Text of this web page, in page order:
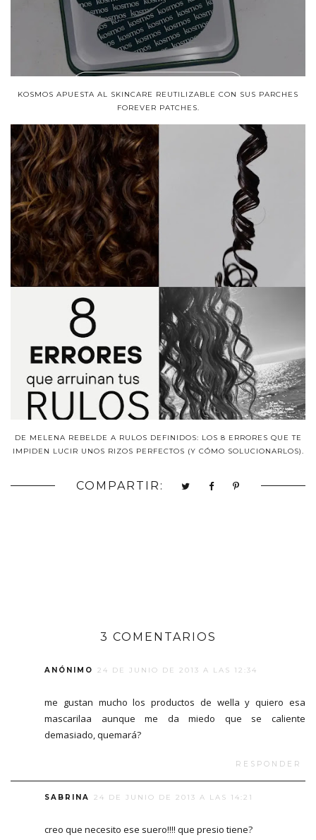
KOSMOS APUESTA AL SKINCARE REUTILIZABLE CON SUS PARCHES
FOREVER PATCHES.
DE MELENA REBELDE A RULOS DEFINIDOS: LOS 8 ERRORES QUE TE
IMPIDEN LUCIR UNOS RIZOS PERFECTOS (Y CÓMO SOLUCIONARLOS).
COMPARTIR:
3 COMENTARIOS
ANÓNIMO 24 DE JUNIO DE 2013 A LAS 12:34
me gustan mucho los productos de wella y quiero esa
mascarilaa aunque me da miedo que se caliente
demasiado, quemará?
RESPONDER
SABRINA 24 DE JUNIO DE 2013 A LAS 14:21
creo que necesito ese suero!!!! que presio tiene?